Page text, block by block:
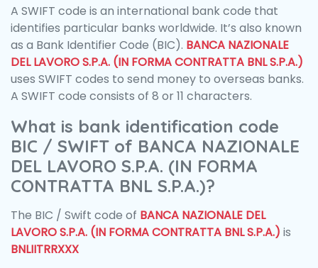
A SWIFT code is an international bank code that
identifies particular banks worldwide. It’s also known
as a Bank Identifier Code (BIC). BANCA NAZIONALE
DEL LAVORO S.P.A. (IN FORMA CONTRATTA BNL S.P.A.)
uses SWIFT codes to send money to overseas banks.
A SWIFT code consists of 8 or 11 characters.
What is bank identification code
BIC / SWIFT of BANCA NAZIONALE
DEL LAVORO S.P.A. (IN FORMA
CONTRATTA BNL S.P.A.)?
The BIC / Swift code of BANCA NAZIONALE DEL
LAVORO S.P.A. (IN FORMA CONTRATTA BNL S.P.A.) is
BNLIITRRXXX